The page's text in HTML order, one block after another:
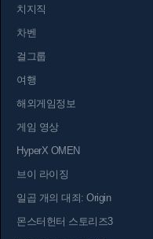
치지직
차벤
걸그룹
여행
해외게임정보
게임 영상
HyperX OMEN
브이 라이징
일곱 개의 대죄: Origin
몬스터헌터 스토리즈3